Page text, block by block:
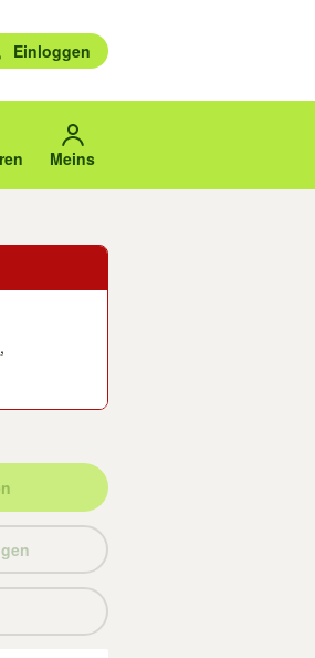
Einloggen
auswählen.
mit den Pfeiltasten nach oben/
Meins
,